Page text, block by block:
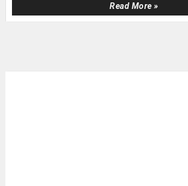
Read More »